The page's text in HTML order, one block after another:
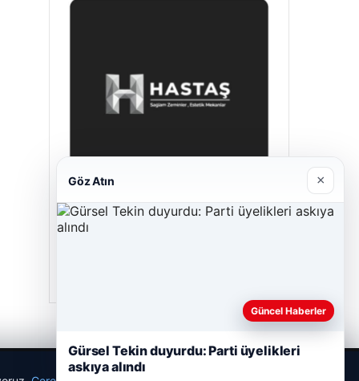
Hastaş Beton
Göz Atın ×
Güncel Haberler
Gürsel Tekin duyurdu: Parti üyelikleri
askıya alındı